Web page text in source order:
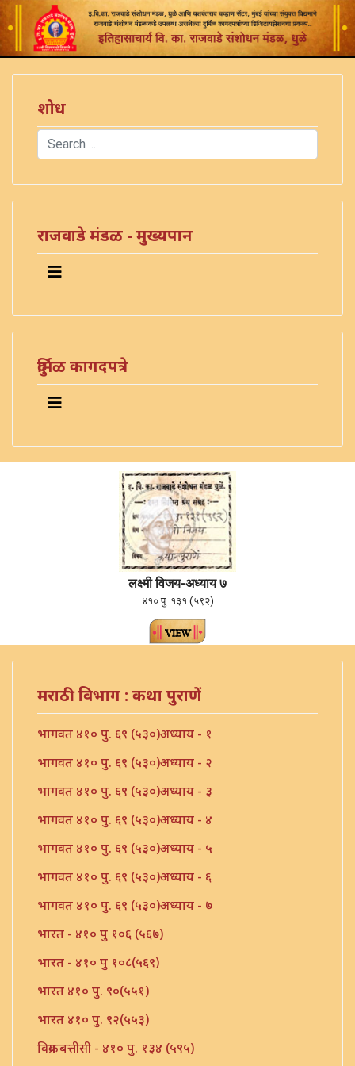
शोध
Search
राजवाडे मंडळ - मुख्यपान
दुर्मिळ कागदपत्रे
लक्ष्मी विजय-अध्याय ७
४१० पु. १३१ (५९२)
मराठी विभाग : कथा पुराणें
भागवत ४१० पु. ६९ (५३०)अध्याय - १
भागवत ४१० पु. ६९ (५३०)अध्याय - २
भागवत ४१० पु. ६९ (५३०)अध्याय - ३
भागवत ४१० पु. ६९ (५३०)अध्याय - ४
भागवत ४१० पु. ६९ (५३०)अध्याय - ५
भागवत ४१० पु. ६९ (५३०)अध्याय - ६
भागवत ४१० पु. ६९ (५३०)अध्याय - ७
भारत - ४१० पु १०६ (५६७)
भारत - ४१० पु १०८(५६९)
भारत ४१० पु. ९०(५५१)
भारत ४१० पु. ९२(५५३)
विक्रम बत्तीसी - ४१० पु. १३४ (५९५)